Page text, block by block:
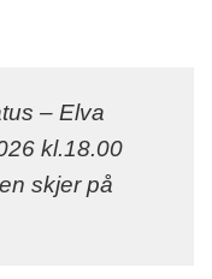
– Elva
kl.18.00
skjer på